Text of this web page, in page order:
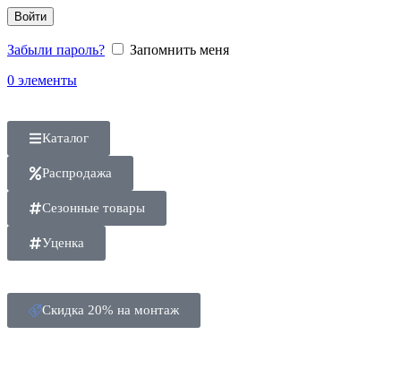
Войти
Забыли пароль?
Запомнить меня
0 элементы
Каталог
Распродажа
Сезонные товары
Уценка
Скидка 20% на монтаж